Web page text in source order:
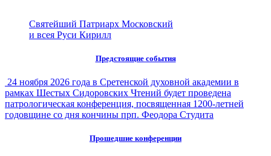
Святейший Патриарх Московский
и всея Руси Кирилл
Предстоящие события
24 ноября 2026 года в Сретенской духовной академии в
рамках Шестых Сидоровских Чтений будет проведена
патрологическая конференция, посвященная 1200-летней
годовщине со дня кончины прп. Феодора Студита
Прошедшие конференции